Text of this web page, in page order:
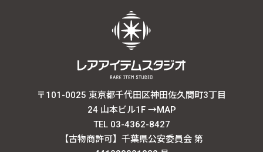
〒101-0025 東京都千代田区神田佐久間町3丁目
24 山本ビル1F →MAP
TEL 03-4362-8427
【古物商許可】千葉県公安委員会 第